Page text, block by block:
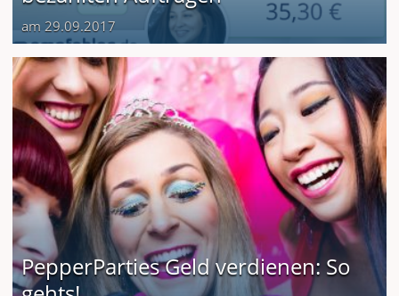
am 29.09.2017
PepperParties Geld verdienen: So